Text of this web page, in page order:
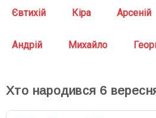
Євтихій Кіра Арсеній
Андрій Михайло
Хто народився 6